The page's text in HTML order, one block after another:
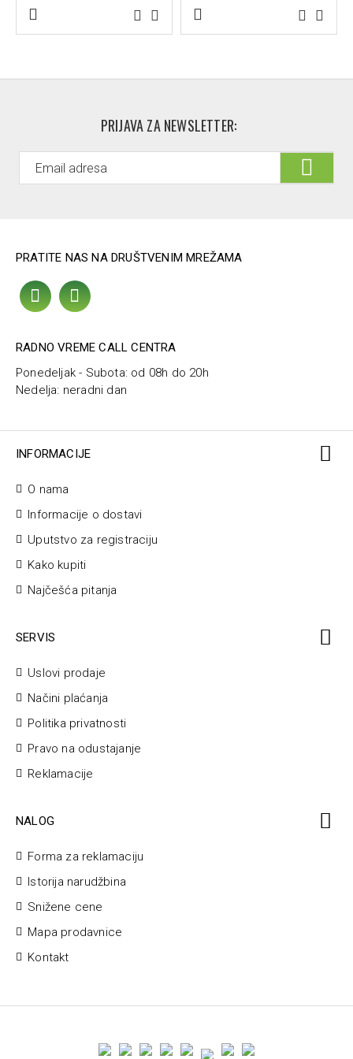
PRIJAVA ZA NEWSLETTER:
PRATITE NAS NA DRUŠTVENIM MREŽAMA
RADNO VREME CALL CENTRA
Ponedeljak - Subota: od 08h do 20h
Nedelja: neradni dan
INFORMACIJE
O nama
Informacije o dostavi
Uputstvo za registraciju
Kako kupiti
Najčešća pitanja
SERVIS
Uslovi prodaje
Načini plaćanja
Politika privatnosti
Pravo na odustajanje
Reklamacije
NALOG
Forma za reklamaciju
Istorija narudžbina
Snižene cene
Mapa prodavnice
Kontakt